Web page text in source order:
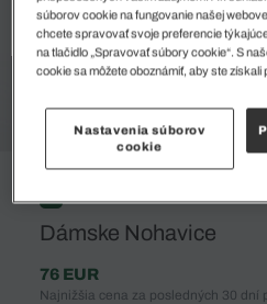
%
Dámske Nohavice
76 EUR
Najnižšia cena za posledných 30 dní
súborov cookie na fungovanie našej
chcete spravovať svoje preferencie
na tlačidlo „Spravovať súbory cookie“. S
cookie sa môžete oboznámiť, aby ste získali
Nastavenia súborov
cookie